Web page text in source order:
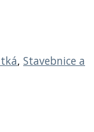
, Stavebnice a